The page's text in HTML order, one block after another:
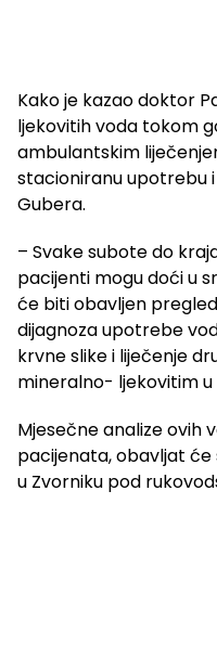
Kako je kazao doktor
ljekovitih voda tokom
ambulantskim
stacioniranu upotrebu
Gubera.
– Svake subote do
pacijenti mogu doći u
će biti obavljen
dijagnoza upotrebe
krvne slike i liječenje
mineralno- ljekovitim
Mjesečne analize ovih
pacijenata, obavljat
u Zvorniku pod